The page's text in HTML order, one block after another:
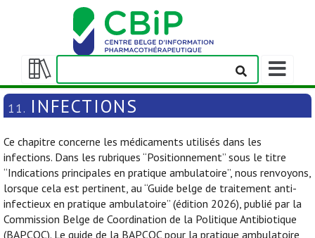
Afficher/masquer
la
table
matières
Afficher/
la
barre
navigation
11. INFECTIONS
Ce chapitre concerne les médicaments utilisés dans les
infections. Dans les rubriques “Positionnement” sous le titre
“Indications principales en pratique ambulatoire”, nous renvoyons,
lorsque cela est pertinent, au “Guide belge de traitement anti-
infectieux en pratique ambulatoire” (édition 2026), publié par la
Commission Belge de Coordination de la Politique Antibiotique
(BAPCOC). Le guide de la BAPCOC pour la pratique ambulatoire